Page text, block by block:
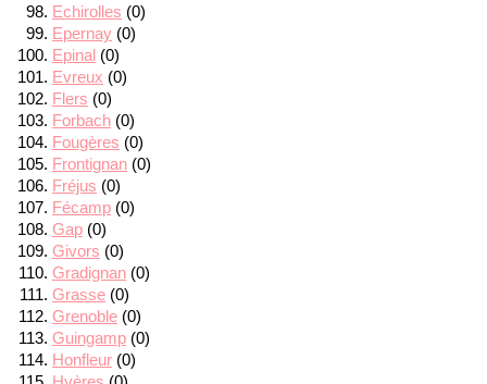
Echirolles (0)
Epernay (0)
Epinal (0)
Evreux (0)
Flers (0)
Forbach (0)
Fougères (0)
Frontignan (0)
Fréjus (0)
Fécamp (0)
Gap (0)
Givors (0)
Gradignan (0)
Grasse (0)
Grenoble (0)
Guingamp (0)
Honfleur (0)